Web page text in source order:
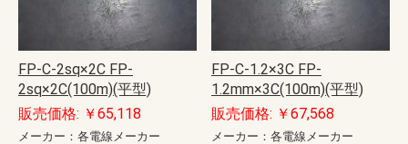
FP-C-2sq×2C FP-
2sq×2C(100m)(平型)
販売価格: ￥65,118
メーカー：各電線メーカー
FP-C-1.2×3C FP-
1.2mm×3C(100m)(平型)
販売価格: ￥67,568
メーカー：各電線メーカー